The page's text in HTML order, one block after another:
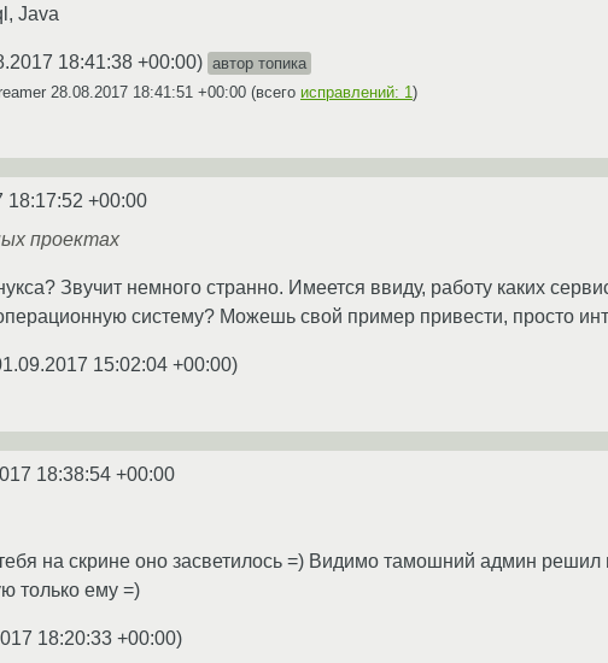
Java
18:41:38 +00:00) автор топика
28.08.2017 18:41:51 +00:00 (всего исправлений: 1 )
18:17:52 +00:00
проектах
Звучит немного странно. Имеется ввиду, работу каких
систему? Можешь свой пример привести, просто
15:02:04 +00:00)
18:38:54 +00:00
тебя на скрине оно засветилось =) Видимо тамошний админ
только ему =)
18:20:33 +00:00)